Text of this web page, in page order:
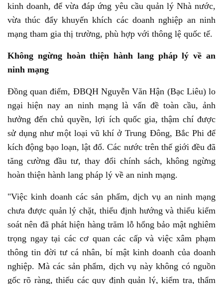
kinh doanh, để vừa đáp ứng yêu cầu quản lý Nhà nước,
vừa thúc đẩy khuyến khích các doanh nghiệp an ninh
mạng tham gia thị trường, phù hợp với thông lệ quốc tế.
Không ngừng hoàn thiện hành lang pháp lý về an
ninh mạng
Đồng quan điểm, ĐBQH Nguyễn Văn Hận (Bạc Liêu) lo
ngại hiện nay an ninh mạng là vấn đề toàn cầu, ảnh
hưởng đến chủ quyền, lợi ích quốc gia, thậm chí được
sử dụng như một loại vũ khí ở Trung Đông, Bắc Phi để
kích động bạo loạn, lật đổ. Các nước trên thế giới đều đã
tăng cường đầu tư, thay đổi chính sách, không ngừng
hoàn thiện hành lang pháp lý về an ninh mạng.
"Việc kinh doanh các sản phẩm, dịch vụ an ninh mạng
chưa được quản lý chặt, thiếu định hướng và thiếu kiểm
soát nên đã phát hiện hàng trăm lỗ hổng bảo mật nghiêm
trọng ngay tại các cơ quan các cấp và việc xâm phạm
thông tin đời tư cá nhân, bí mật kinh doanh của doanh
nghiệp. Mà các sản phẩm, dịch vụ này không có nguồn
gốc rõ ràng, thiếu các quy định quản lý, kiểm tra, thẩm